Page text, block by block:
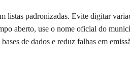
listas padronizadas. Evite digitar
aberto, use o nome oficial do
de dados e reduz falhas em